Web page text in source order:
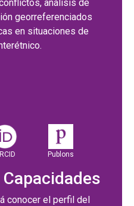
análisis de
georreferenciados
en situaciones de
Publons
conocer el perfil del